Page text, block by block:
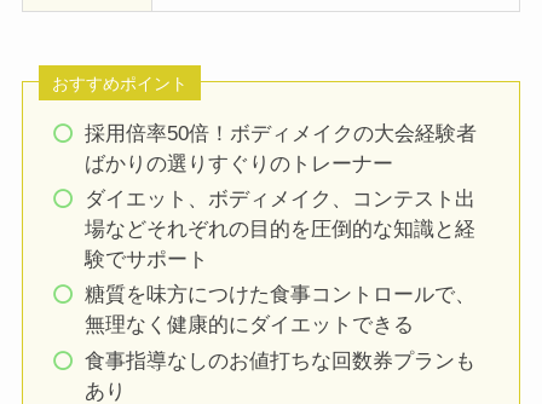
おすすめポイント
採用倍率50倍！ボディメイクの大会経験者
ばかりの選りすぐりのトレーナー
ダイエット、ボディメイク、コンテスト出
場などそれぞれの目的を圧倒的な知識と経
験でサポート
糖質を味方につけた食事コントロールで、
無理なく健康的にダイエットできる
食事指導なしのお値打ちな回数券プランも
あり